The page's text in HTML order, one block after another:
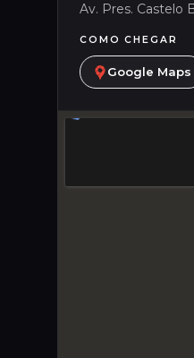
Av. Pres. Castelo
COMO CHEGAR
Google Maps